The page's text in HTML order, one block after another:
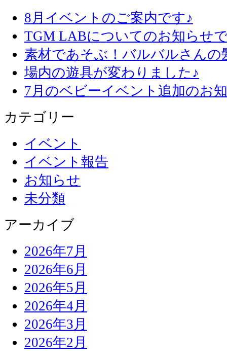
8月イベントのご案内です♪
TGM LABについてのお知らせ
素材であそぶ！バルバルさん
場内の遊具が変わりました♪
7月のベビーイベント追加のお
カテゴリー
イベント
イベント報告
お知らせ
未分類
アーカイブ
2026年7月
2026年6月
2026年5月
2026年4月
2026年3月
2026年2月